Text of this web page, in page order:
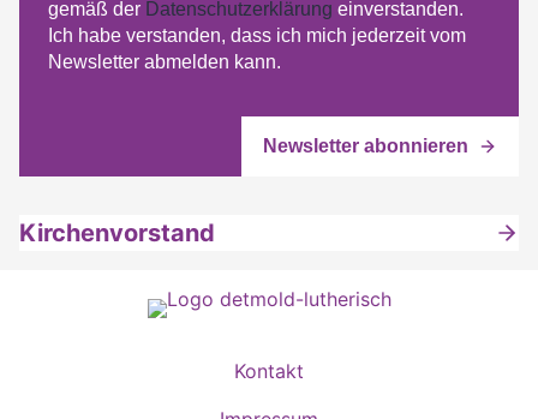
gemäß der Datenschutzerklärung einverstanden.
Ich habe verstanden, dass ich mich jederzeit vom
Newsletter abmelden kann.
Kirchenvorstand
Kontakt